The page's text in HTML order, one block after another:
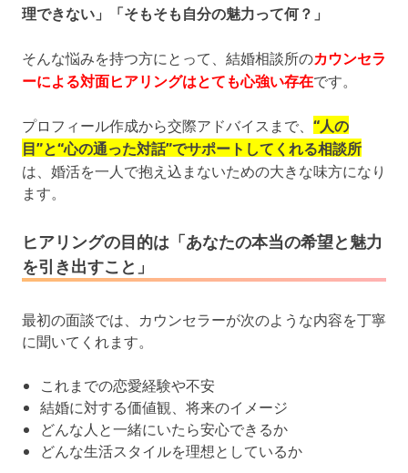
理できない」「そもそも自分の魅力って何？」
そんな悩みを持つ方にとって、結婚相談所のカウンセラ
ーによる対面ヒアリングはとても心強い存在です。
プロフィール作成から交際アドバイスまで、 “人の
目”と“心の通った対話”でサポートしてくれる相談所
は、婚活を一人で抱え込まないための大きな味方になり
ます。
ヒアリングの目的は「あなたの本当の希望と魅力
を引き出すこと」
最初の面談では、カウンセラーが次のような内容を丁寧
に聞いてくれます。
これまでの恋愛経験や不安
結婚に対する価値観、将来のイメージ
どんな人と一緒にいたら安心できるか
どんな生活スタイルを理想としているか